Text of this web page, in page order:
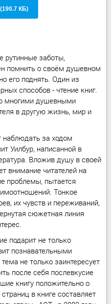
(190.7 КБ)
рутинные заботы,
помнить о своём душевном
его поднять. Один из
способов - чтение книг.
многими душевными
в другую жизнь, мир и
наблюдать за ходом
Уилбур, написанной в
Вложив душу в своей
внимание читателей на
проблемы, пытается
Тонкое
их чувств и переживаний,
сюжетная линия
подарит не только
познавательными
не только заинтересует
после себя послевкусие
книгу положительно о
в книге составляет